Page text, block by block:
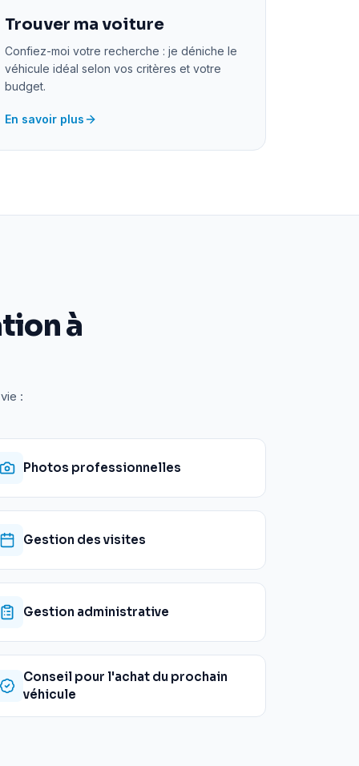
Trouver ma voiture
Confiez-moi votre recherche : je déniche le
véhicule idéal selon vos critères et votre
budget.
En savoir plus
à
:
Photos professionnelles
Gestion des visites
Gestion administrative
Conseil pour l'achat du prochain
véhicule